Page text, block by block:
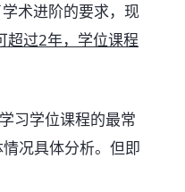
术进阶的要求，现
超过2年，学位课程
习学位课程的最常
况具体分析。但即